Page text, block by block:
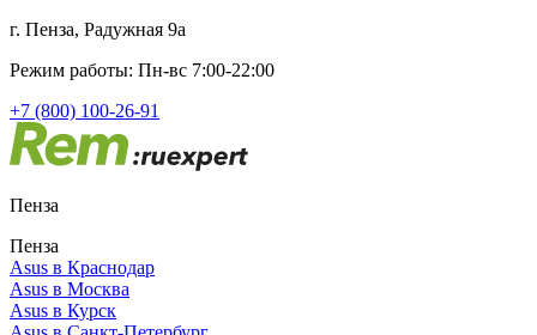
г. Пенза, Радужная 9а
Режим работы: Пн-вс 7:00-22:00
+7 (800) 100-26-91
Пенза
Пенза
Asus в Краснодар
Asus в Москва
Asus в Курск